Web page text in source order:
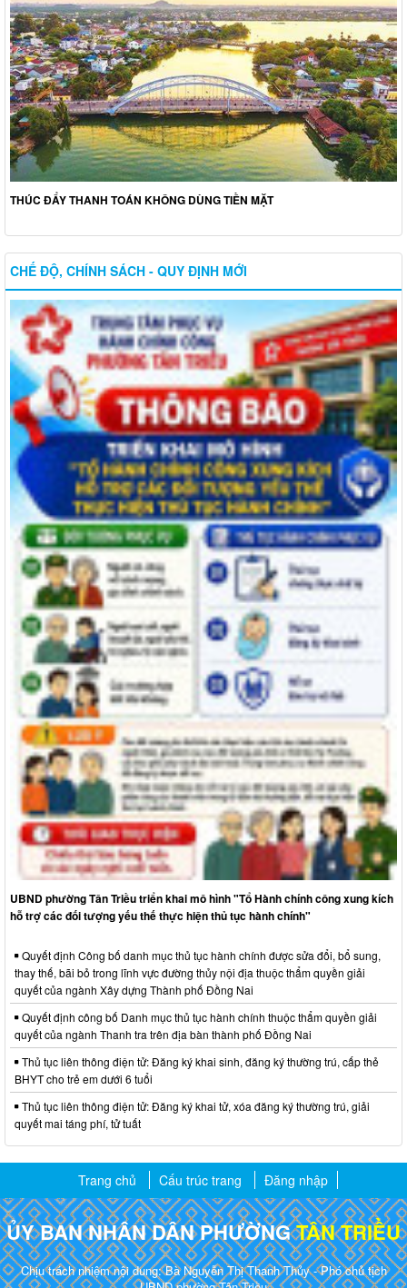
THÚC ĐẨY THANH TOÁN KHÔNG DÙNG TIỀN MẶT
CHẾ ĐỘ, CHÍNH SÁCH - QUY ĐỊNH MỚI
UBND phường Tân Triều triển khai mô hình "Tổ Hành chính công xung kích
hỗ trợ các đối tượng yếu thế thực hiện thủ tục hành chính"
Quyết định Công bố danh mục thủ tục hành chính được sửa đổi, bổ sung,
thay thế, bãi bỏ trong lĩnh vực đường thủy nội địa thuộc thẩm quyền giải
quyết của ngành Xây dựng Thành phố Đồng Nai
Quyết định công bố Danh mục thủ tục hành chính thuộc thẩm quyền giải
quyết của ngành Thanh tra trên địa bàn thành phố Đồng Nai
Thủ tục liên thông điện tử: Đăng ký khai sinh, đăng ký thường trú, cấp thẻ
BHYT cho trẻ em dưới 6 tuổi
Thủ tục liên thông điện tử: Đăng ký khai tử, xóa đăng ký thường trú, giải
quyết mai táng phí, tử tuất
Trang chủ Cấu trúc trang Đăng nhập
ỦY BAN NHÂN DÂN PHƯỜNGTÂN TRIỀU
Chịu trách nhiệm nội dung: Bà Nguyễn Thị Thanh Thủy - Phó chủ tịch